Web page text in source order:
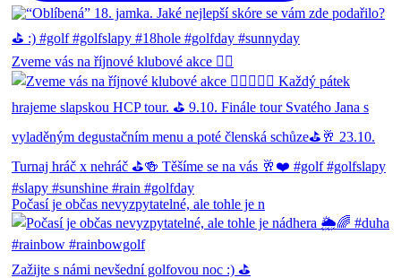
Zveme vás na říjnové klubové akce 🏌🏻‍
Počasí je občas nevyzpytatelné, ale tohle je n
Zažijte s námi nevšední golfovou noc :) ⛳️